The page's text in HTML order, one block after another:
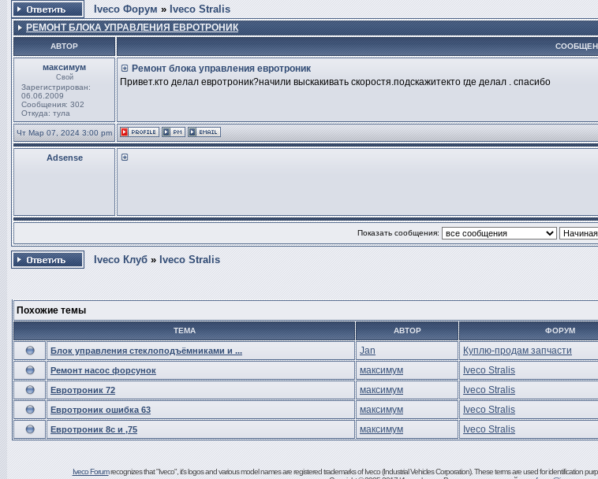
Iveco Форум » Iveco Stralis
РЕМОНТ БЛОКА УПРАВЛЕНИЯ ЕВРОТРОНИК
АВТОР
максимум
Свой
Зарегистрирован:
06.06.2009
Сообщения: 302
Откуда: тула
Ремонт блока управления евротроник
Привет.кто делал евротроник?начили выскакивать скоростя.подскажитекто где делал . спасибо
Чт Мар 07, 2024 3:00 pm
Adsense
Показать сообщения:
Iveco Клуб » Iveco Stralis
Похожие темы
ТЕМА АВТОР ФОРУМ
Блок управления стеклоподъёмниками и ... Jan Куплю-продам запчасти
Ремонт насос форсунок максимум Iveco Stralis
Евротроник 72 максимум Iveco Stralis
Евротроник ошибка 63 максимум Iveco Stralis
Евротроник 8с и ,75 максимум Iveco Stralis
Iveco Forumrecognizes that "Iveco", it's logos and various model names are registered trademarks of Iveco (Industrial Vehicles Corporation). These terms are used for identification